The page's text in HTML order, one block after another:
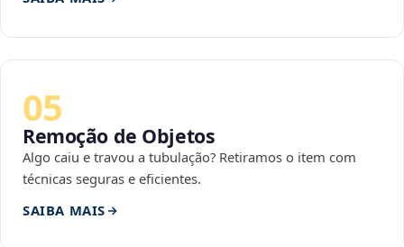
05
Remoção de Objetos
Algo caiu e travou a tubulação? Retiramos o item com
técnicas seguras e eficientes.
SAIBA MAIS